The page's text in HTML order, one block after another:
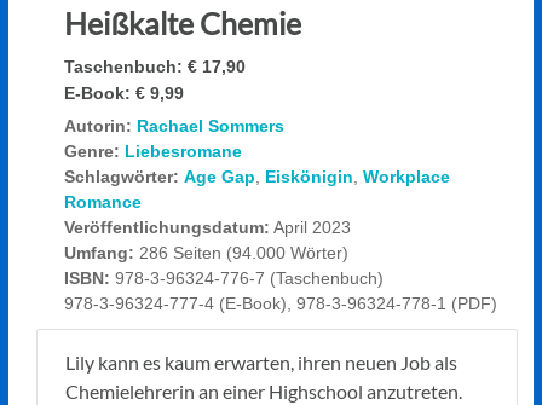
Heißkalte Chemie
Taschenbuch: € 17,90
E-Book: € 9,99
Autorin: Rachael Sommers
Genre: Liebesromane
Schlagwörter: Age Gap, Eiskönigin, Workplace
Romance
Veröffentlichungsdatum: April 2023
Umfang: 286 Seiten (94.000 Wörter)
ISBN: 978-3-96324-776-7 (Taschenbuch)
978-3-96324-777-4 (E-Book), 978-3-96324-778-1 (PDF)
Lily kann es kaum erwarten, ihren neuen Job als
Chemielehrerin an einer Highschool anzutreten.